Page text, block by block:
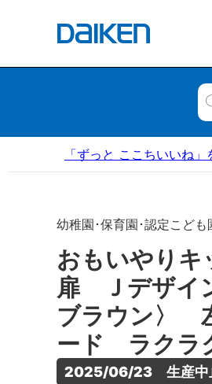
「ずっと ここちいいね
幼稚園･保育園･認定こど
おもいやり
扉 Ｊデザイ
ブラウン〉
ード ラクラ
2025/06/23　生産中